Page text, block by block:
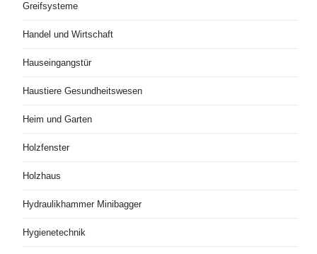
Greifsysteme
Handel und Wirtschaft
Hauseingangstür
Haustiere Gesundheitswesen
Heim und Garten
Holzfenster
Holzhaus
Hydraulikhammer Minibagger
Hygienetechnik